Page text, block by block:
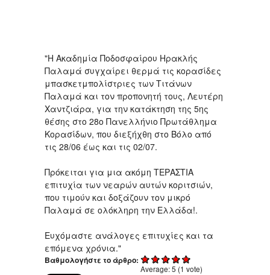
"Η Ακαδημία Ποδοσφαίρου Ηρακλής
Παλαμά συγχαίρει θερμά τις κορασίδες
μπασκετμπολίστριες των Τιτάνων
Παλαμά και τον προπονητή τους, Λευτέρη
Χαντζιάρα, για την κατάκτηση της 5ης
θέσης στο 28ο Πανελλήνιο Πρωτάθλημα
Κορασίδων, που διεξήχθη στο Βόλο από
τις 28/06 έως και τις 02/07.
Πρόκειται για μια ακόμη ΤΕΡΑΣΤΙΑ
επιτυχία των νεαρών αυτών κοριτσιών,
που τιμούν και δοξάζουν τον μικρό
Παλαμά σε ολόκληρη την Ελλάδα!.
Ευχόμαστε ανάλογες επιτυχίες και τα
επόμενα χρόνια."
Βαθμολογήστε το άρθρο:
Average:5 (1 vote)